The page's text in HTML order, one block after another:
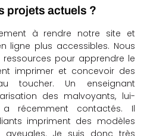
projets actuels ?
à rendre notre site et
ligne plus accessibles. Nous
ressources pour apprendre le
imprimer et concevoir des
toucher. Un enseignant
des malvoyants, lui-
récemment contactés. Il
impriment des modèles